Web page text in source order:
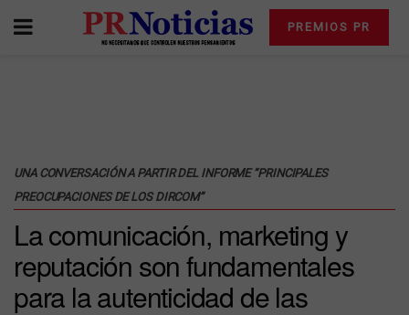
PREMIOS PR
UNA CONVERSACIÓN A PARTIR DEL INFORME “PRINCIPALES
PREOCUPACIONES DE LOS DIRCOM”
La comunicación, marketing y
reputación son fundamentales
para la autenticidad de las